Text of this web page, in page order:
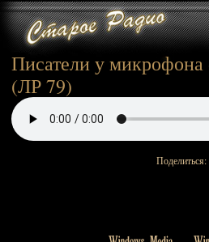
Писатели у
(ЛР 79)
Поделиться: